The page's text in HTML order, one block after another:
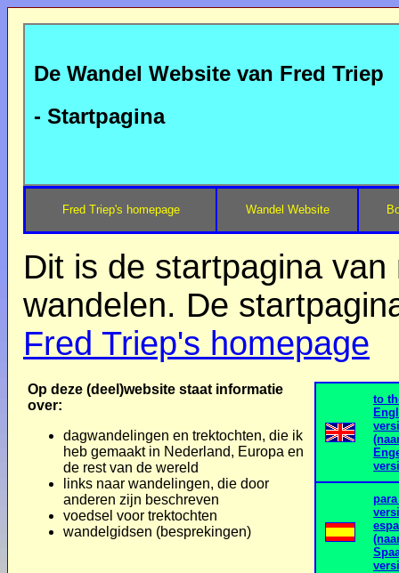
De Wandel Website van Fred Triep
- Startpagina
Fred Triep's homepage Wandel Website
Dit is de startpagina
wandelen. De
Fred Triep's homepage
Op deze (deel)website staat informatie
over:
dagwandelingen en trektochten, die ik
heb gemaakt in Nederland, Europa en
de rest van de wereld
links naar wandelingen, die door
anderen zijn beschreven
voedsel voor trektochten
wandelgidsen (besprekingen)
to